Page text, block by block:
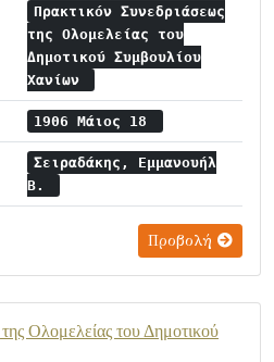
Πρακτικόν Συνεδριάσεως
της Ολομελείας τoυ
Δημοτικού Συμβουλίου
Χανίων
1906 Μάιος 18
Σειραδάκης, Εμμανουήλ
Β.
Προβολή
Ολομελείας τoυ Δημοτικού